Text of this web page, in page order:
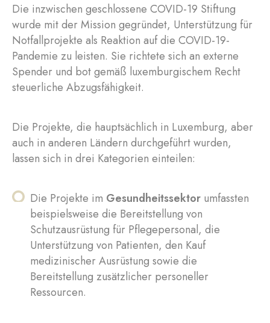
Die inzwischen geschlossene COVID-19 Stiftung
wurde mit der Mission gegründet, Unterstützung für
Notfallprojekte als Reaktion auf die COVID-19-
Pandemie zu leisten. Sie richtete sich an externe
Spender und bot gemäß luxemburgischem Recht
steuerliche Abzugsfähigkeit.
Die Projekte, die hauptsächlich in Luxemburg, aber
auch in anderen Ländern durchgeführt wurden,
lassen sich in drei Kategorien einteilen:
Die Projekte im Gesundheitssektor umfassten
beispielsweise die Bereitstellung von
Schutzausrüstung für Pflegepersonal, die
Unterstützung von Patienten, den Kauf
medizinischer Ausrüstung sowie die
Bereitstellung zusätzlicher personeller
Ressourcen.